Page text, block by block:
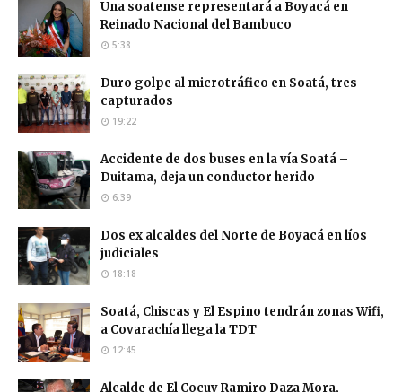
Una soatense representará a Boyacá en
Reinado Nacional del Bambuco
5:38
Duro golpe al microtráfico en Soatá, tres
capturados
19:22
Accidente de dos buses en la vía Soatá –
Duitama, deja un conductor herido
6:39
Dos ex alcaldes del Norte de Boyacá en líos
judiciales
18:18
Soatá, Chiscas y El Espino tendrán zonas Wifi,
a Covarachía llega la TDT
12:45
Alcalde de El Cocuy Ramiro Daza Mora,